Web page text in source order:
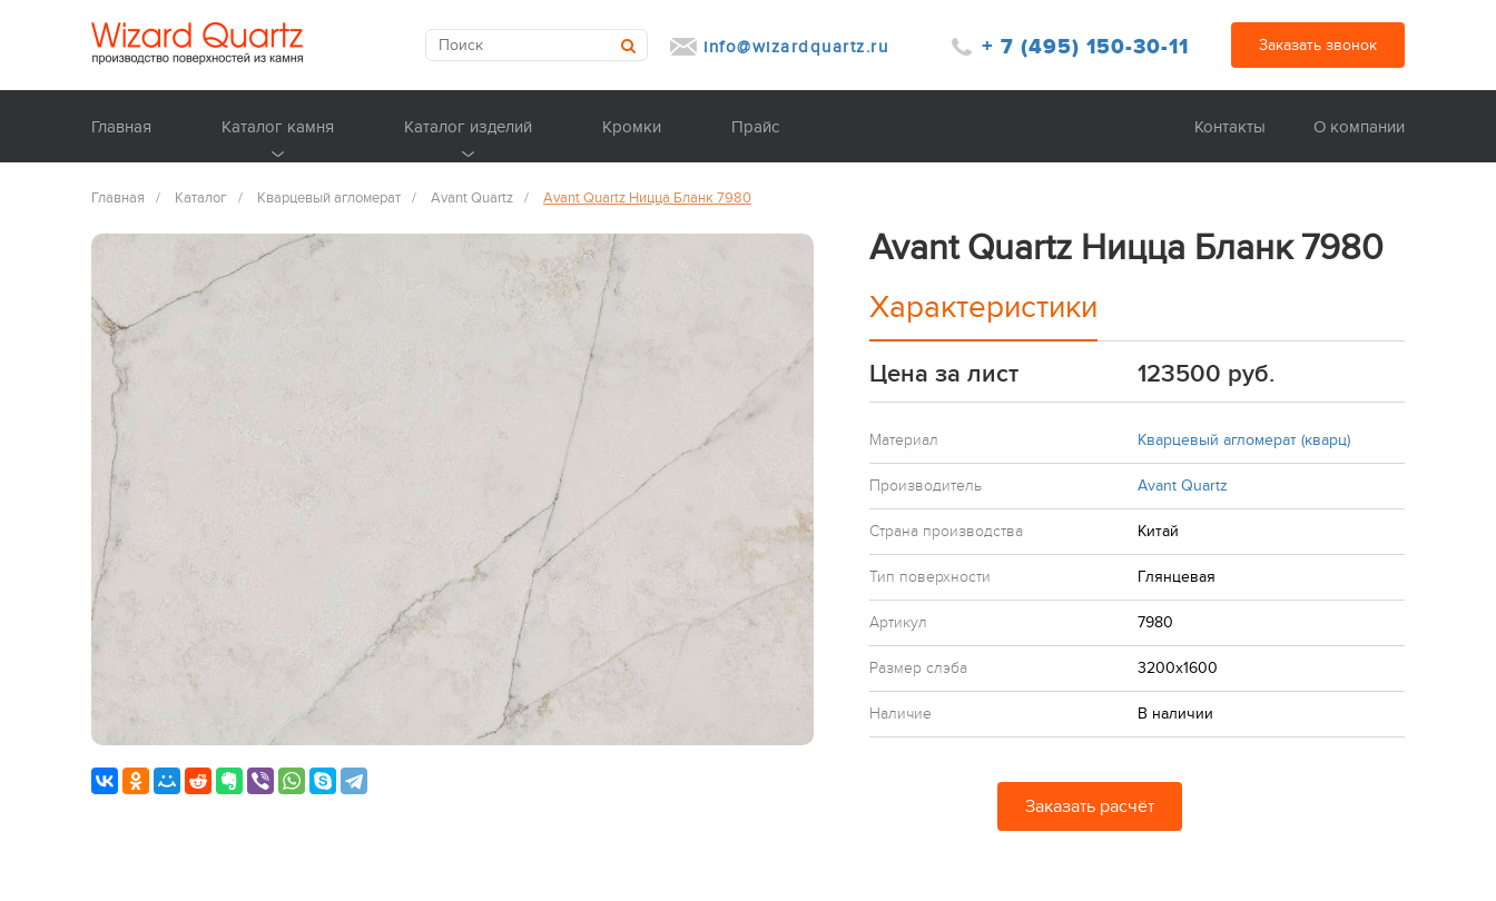
info@wizardquartz.ru + 7 (495) 150-30-11 Заказать звонок
Главная Каталог камня Каталог изделий Кромки Прайс О компании
Контакты
Главная / Каталог / Кварцевый агломерат / Avant Quartz / Avant Quartz Ницца Бланк 7980
Avant Quartz Ницца Бланк 7980
Характеристики
Цена за лист 123500 руб.
Материал Кварцевый агломерат (кварц)
Производитель Avant Quartz
Страна производства Китай
Тип поверхности Глянцевая
Артикул 7980
Размер слэба 3200x1600
Наличие В наличии
Заказать расчёт